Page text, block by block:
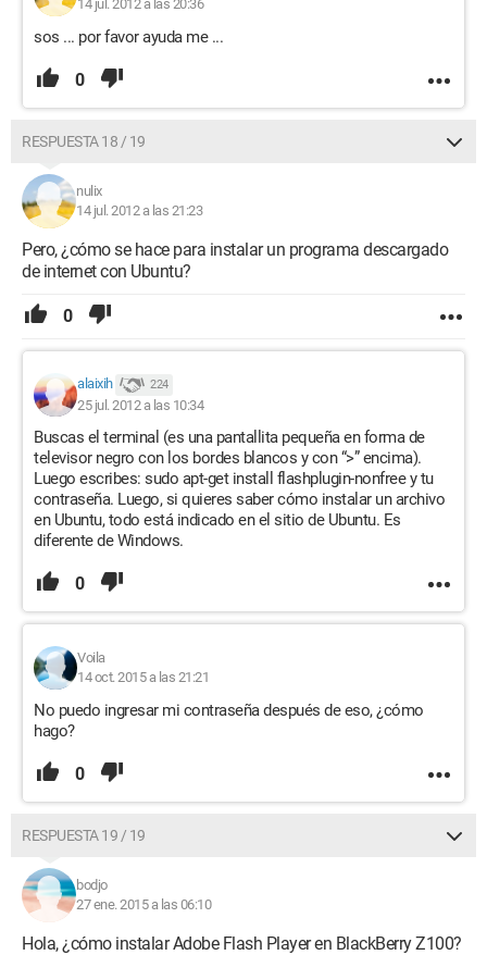
14 jul. 2012 a las 20:36
sos ... por favor ayuda me ...
0
RESPUESTA 18 / 19
nulix
14 jul. 2012 a las 21:23
Pero, ¿cómo se hace para instalar un programa descargado
de internet con Ubuntu?
0
alaixih 224
25 jul. 2012 a las 10:34
Buscas el terminal (es una pantallita pequeña en forma de
televisor negro con los bordes blancos y con “>” encima).
Luego escribes: sudo apt-get install flashplugin-nonfree y tu
contraseña. Luego, si quieres saber cómo instalar un archivo
en Ubuntu, todo está indicado en el sitio de Ubuntu. Es
diferente de Windows.
0
Voila
14 oct. 2015 a las 21:21
No puedo ingresar mi contraseña después de eso, ¿cómo
hago?
0
RESPUESTA 19 / 19
bodjo
27 ene. 2015 a las 06:10
Hola, ¿cómo instalar Adobe Flash Player en BlackBerry Z100?